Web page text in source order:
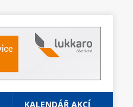
KALENDÁŘ AKCÍ